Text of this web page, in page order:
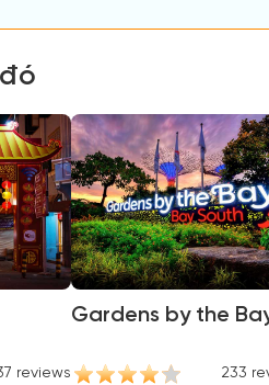
reviews
Gardens by the
233